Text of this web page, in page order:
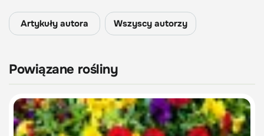
Artykuły autora Wszyscy autorzy
Powiązane rośliny